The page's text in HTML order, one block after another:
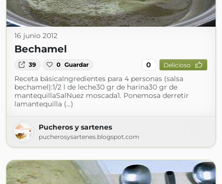
16 junio 2012
Bechamel
39 0 Guardar 0 Delicioso
Receta básicaIngredientes para 4 personas (salsa
bechamel):1/2 l de leche30 gr de harina30 gr de
mantequillaSalNuez moscada1. Ponemosa derretir
lamantequilla (...)
Pucheros y sartenes
pucherosysartenes.blogspot.com